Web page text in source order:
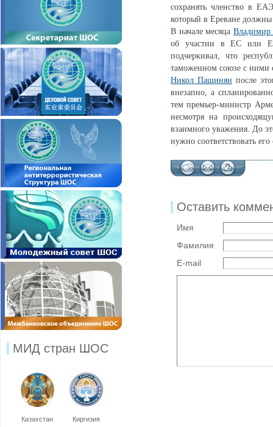
МИД стран ШОС
Казахстан Киргизия
сохранять членство в
который в Ереване должны
В начале месяца Владимир
об участии в ЕС или
подчеркивал, что
таможенном союзе с ними
Никол Пашинян после
внезапно, а
тем премьер-министр
несмотря на
взаимного уважения. До
нужно соответствовать его
Оставить
Имя
Фамилия
E-mail